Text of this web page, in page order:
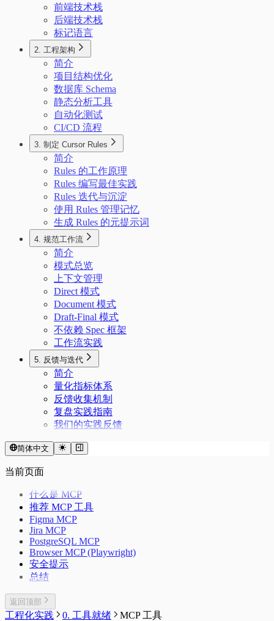
前端技术栈
后端技术栈
标记语言
2. 工程架构
简介
项目结构优化
数据库 Schema
静态分析工具
自动化测试
CI/CD 流程
3. 制定 Cursor Rules
简介
Rules 的工作原理
Rules 编写最佳实践
Rules 迭代与沉淀
使用 Rules 管理记忆
生成 Rules 的元提示词
4. 规范工作流
简介
模式总览
上下文管理
Direct 模式
Document 模式
Draft-Final 模式
不依赖 Spec 框架
工作流实践
5. 反馈与迭代
简介
量化指标体系
反馈收集机制
复盘实践指南
我们的实践反馈
简体中文
当前页面
什么是 MCP
推荐 MCP 工具
Figma MCP
Jira MCP
PostgreSQL MCP
Browser MCP (Playwright)
安全提示
总结
返回顶部
工程化实践 0. 工具就绪 MCP 工具